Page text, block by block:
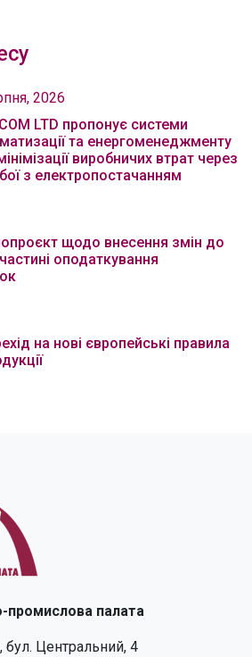
2026
LTD пропонує системи
та енергоменеджменту
виробничих втрат через
з електропостачанням
щодо внесення змін до
оподаткування
на нові європейські правила
промислова палата
Центральний, 4